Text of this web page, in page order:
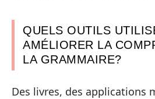
QUELS OUTILS
AMÉLIORER LA
LA GRAMMAIRE?
Des livres, des applications